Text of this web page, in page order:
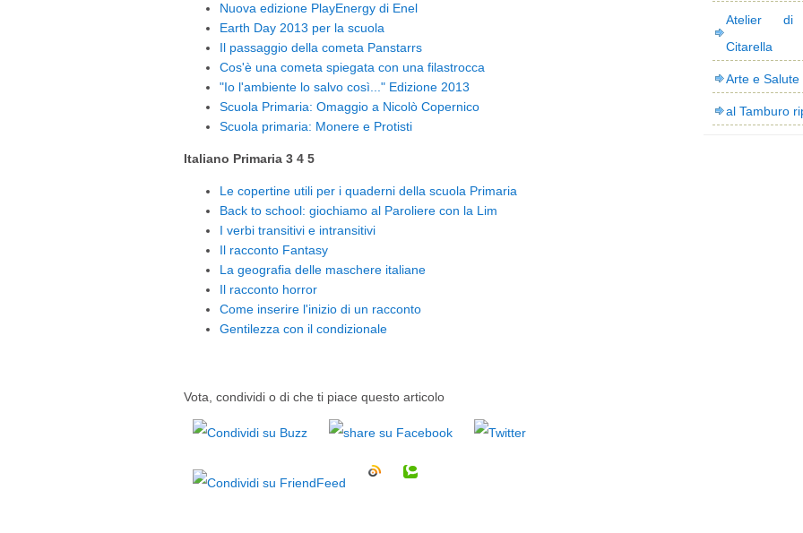
Nuova edizione PlayEnergy di Enel
Earth Day 2013 per la scuola
Il passaggio della cometa Panstarrs
Cos'è una cometa spiegata con una filastrocca
"Io l'ambiente lo salvo così..." Edizione 2013
Scuola Primaria: Omaggio a Nicolò Copernico
Scuola primaria: Monere e Protisti
Italiano Primaria 3 4 5
Le copertine utili per i quaderni della scuola Primaria
Back to school: giochiamo al Paroliere con la Lim
I verbi transitivi e intransitivi
Il racconto Fantasy
La geografia delle maschere italiane
Il racconto horror
Come inserire l'inizio di un racconto
Gentilezza con il condizionale
Vota, condividi o di che ti piace questo articolo
Atelier di
Citarella
Arte e Salute
al Tamburo